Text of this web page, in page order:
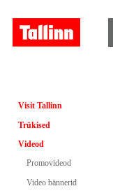
Visit Tallinn
Trükised
Videod
Promovideod
Video bännerid